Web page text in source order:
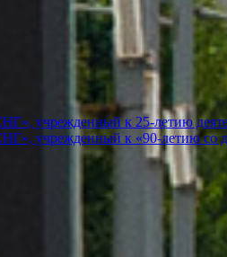
учрежденный к 25-летию
учрежденный к «90-летию со